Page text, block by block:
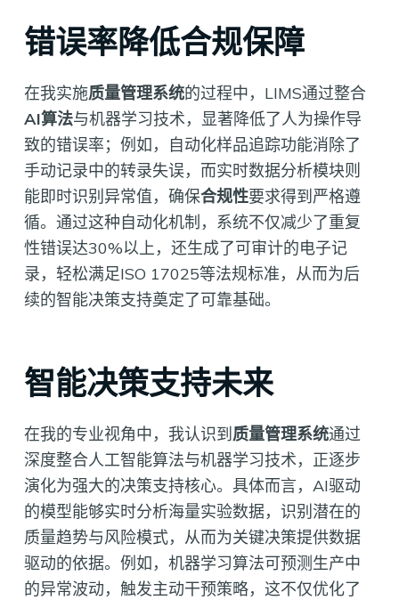
错误率降低合规保障
在我实施质量管理系统的过程中，LIMS通过整合
AI算法与机器学习技术，显著降低了人为操作导
致的错误率；例如，自动化样品追踪功能消除了
手动记录中的转录失误，而实时数据分析模块则
能即时识别异常值，确保合规性要求得到严格遵
循。通过这种自动化机制，系统不仅减少了重复
性错误达30%以上，还生成了可审计的电子记
录，轻松满足ISO 17025等法规标准，从而为后
续的智能决策支持奠定了可靠基础。
智能决策支持未来
在我的专业视角中，我认识到 质量管理系统通过
深度整合人工智能算法与机器学习技术，正逐步
演化为强大的决策支持核心。具体而言，AI驱动
的模型能够实时分析海量实验数据，识别潜在的
质量趋势与风险模式，从而为关键决策提供数据
驱动的依据。例如，机器学习算法可预测生产中
的异常波动，触发主动干预策略，这不仅优化了